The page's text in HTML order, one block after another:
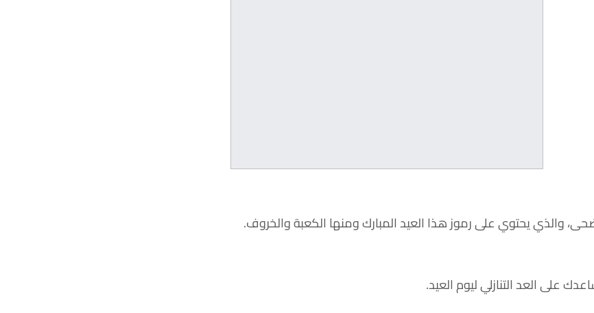
والذي يحتوي على رموز هذا العيد المبارك ومنها الكعبة والخروف.
على العد التنازلي ليوم العيد.